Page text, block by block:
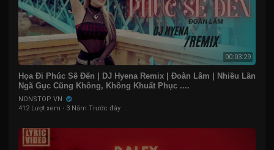
00:03:29
Họa Đi Phúc Sẽ Đến | DJ Hyena Remix | Đoàn Lâm | Nhiều Lần
Ngã Gục Cũng Không, Không Khuất Phục ....
NONSTOP VN
412 Lượt xem · 3 Năm Trước đây